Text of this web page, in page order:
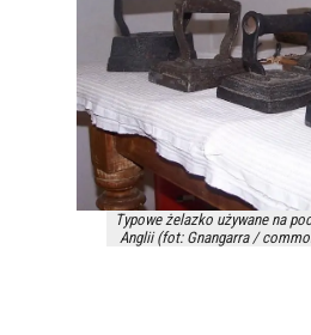
Typowe żelazko używane na
Anglii (fot: Gnangarra /